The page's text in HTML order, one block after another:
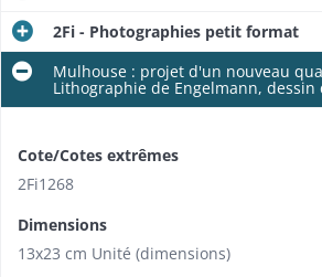
2Fi - Photographies petit format
Mulhouse : projet d'un nouveau
Lithographie de Engelmann, dessin
Cote/Cotes extrêmes
2Fi1268
Dimensions
13x23 cm Unité (dimensions)